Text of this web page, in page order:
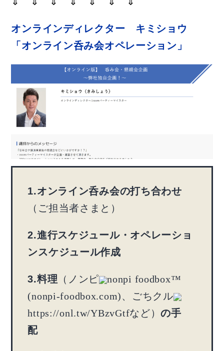
オンラインディレクター キミショウ
「オンライン呑み会オペレーション」
1.オンライン呑み会の打ち合わせ
（ご担当者さまと）
2.進行スケジュール・オペレーショ
ンスケジュール作成
3.料理 （ノンピ
nonpi foodbox™
(nonpi-foodbox.com)、ごちクル
https://onl.tw/YBzvGtfなど）の手
配